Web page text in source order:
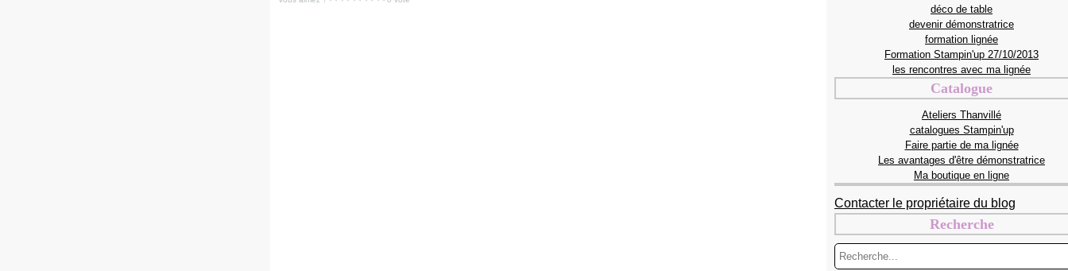
déco de table
devenir démonstratrice
formation lignée
Formation Stampin'up 27/10/2013
les rencontres avec ma lignée
Catalogue
Ateliers Thanvillé
catalogues Stampin'up
Faire partie de ma lignée
Les avantages d'être démonstratrice
Ma boutique en ligne
Contacter le propriétaire du blog
Recherche